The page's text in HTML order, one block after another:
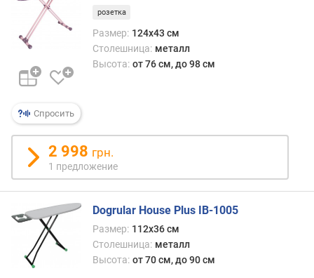
ш
е
в
м
о
о
т
з
ы
в
м
п
о
д
Спросить
розетка
Размер: 124x43 см
Столешница: металл
Высота: от 76 см, до 98 см
2 998 грн.
1 предложение
Dogrular House Plus IB-1005
Размер: 112x36 см
Столешница: металл
Высота: от 70 см, до 90 см